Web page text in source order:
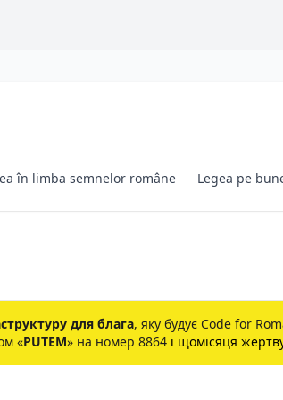
în limba semnelor române Legea pe
для блага, яку будує Code for
«PUTEM» на номер 8864 і щомісяця